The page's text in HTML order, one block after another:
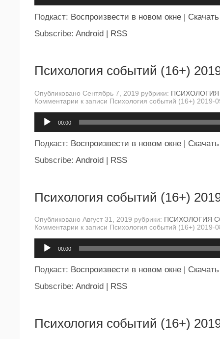
Подкаст: Воспроизвести в новом окне
Скачать
Subscribe: Android RSS
Психология событий (16+)
Опубликовано Сентябрь 7, 2019 рубрики:
Комментарии к записи Психология событий (16+) 2019-
00:00
Подкаст: Воспроизвести в новом окне | Скачать
Subscribe: Android | RSS
Психология событий (16+)
Опубликовано Август 31, 2019 рубрики: ПСИХОЛОГИЯ
Комментарии к записи Психология событий (16+) 2019-
00:00
Подкаст: Воспроизвести в новом окне
Скачать
Subscribe: Android RSS
Психология событий (16+)